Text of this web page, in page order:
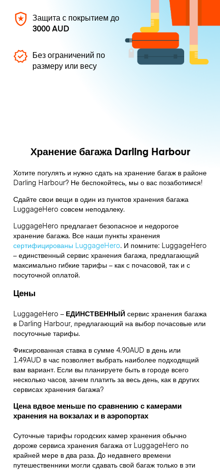
Защита с покрытием до
3000 AUD
Без ограничений по
размеру или весу
Хранение багажа Darling Harbour
Хотите погулять и нужно сдать на хранение багаж в районе
Darling Harbour? Не беспокойтесь, мы о вас позаботимся!
Сдайте свои вещи в один из пунктов хранения багажа
LuggageHero совсем неподалеку.
LuggageHero предлагает безопасное и недорогое
хранение багажа. Все наши пункты хранения
сертифицированы LuggageHero. И помните: LuggageHero
– единственный сервис хранения багажа, предлагающий
максимально гибкие тарифы – как с почасовой, так и с
посуточной оплатой.
Цены
LuggageHero – ЕДИНСТВЕННЫЙсервис хранения багажа
в Darling Harbour, предлагающий на выбор почасовые или
посуточные тарифы.
Фиксированная ставка в сумме 4.90AUD в день или
1.49AUD в час позволяет выбрать наиболее подходящий
вам вариант. Если вы планируете быть в городе всего
несколько часов, зачем платить за весь день, как в других
сервисах хранения багажа?
Цена вдвое меньше по сравнению с камерами
хранения на вокзалах и в аэропортах
Суточные тарифы городских камер хранения обычно
дороже сервиса хранения багажа от LuggageHero по
крайней мере в два раза. До недавнего времени
путешественники могли сдавать свой багаж только в эти